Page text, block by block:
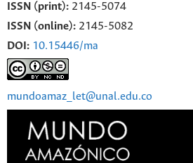
ISSN (print): 2145-5074
ISSN (online): 2145-5082
DOI: 10.15446/ma
mundoamaz_let@unal.edu.co